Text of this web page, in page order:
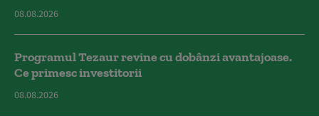
08.08.2026
Programul Tezaur revine cu dobânzi avantajoase.
Ce primesc investitorii
08.08.2026